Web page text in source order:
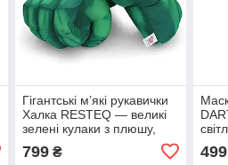
Гігантські м’які рукавички
Халка RESTEQ — великі
зелені кулаки з плюшу,
для дітей і дорослих, 25
см
799₴ 499